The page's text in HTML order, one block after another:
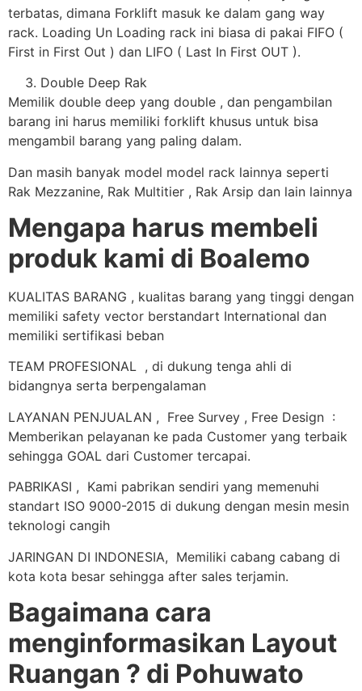
terbatas, dimana Forklift masuk ke dalam gang way
rack. Loading Un Loading rack ini biasa di pakai FIFO (
First in First Out ) dan LIFO ( Last In First OUT ).
Double Deep Rak
Memilik double deep yang double , dan pengambilan
barang ini harus memiliki forklift khusus untuk bisa
mengambil barang yang paling dalam.
Dan masih banyak model model rack lainnya seperti
Rak Mezzanine, Rak Multitier , Rak Arsip dan lain lainnya
Mengapa harus membeli
produk kami di Boalemo
KUALITAS BARANG , kualitas barang yang tinggi dengan
memiliki safety vector berstandart International dan
memiliki sertifikasi beban
TEAM PROFESIONAL , di dukung tenga ahli di
bidangnya serta berpengalaman
LAYANAN PENJUALAN , Free Survey , Free Design :
Memberikan pelayanan ke pada Customer yang terbaik
sehingga GOAL dari Customer tercapai.
PABRIKASI , Kami pabrikan sendiri yang memenuhi
standart ISO 9000-2015 di dukung dengan mesin mesin
teknologi cangih
JARINGAN DI INDONESIA, Memiliki cabang cabang di
kota kota besar sehingga after sales terjamin.
Bagaimana cara
menginformasikan Layout
Ruangan ? di Pohuwato